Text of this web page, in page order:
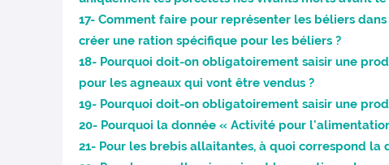
17- Comment faire pour représenter les béliers
créer une ration spécifique pour les béliers ?
18- Pourquoi doit-on obligatoirement saisir une
pour les agneaux qui vont être vendus ?
19- Pourquoi doit-on obligatoirement saisir une
20- Pourquoi la donnée « Activité pour
21- Pour les brebis allaitantes, à quoi correspond la